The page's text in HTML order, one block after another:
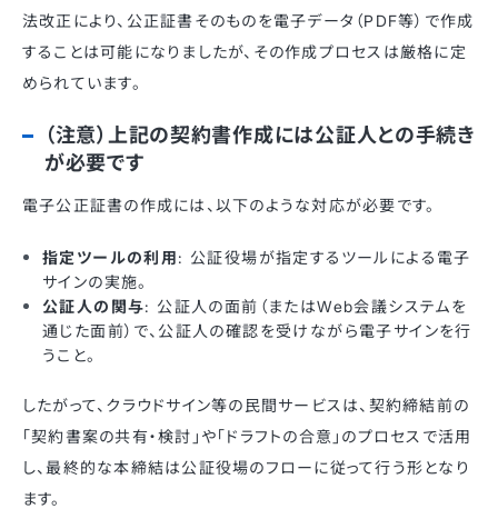
法改正により、公正証書そのものを電子データ（PDF等）で作成
することは可能になりましたが、その作成プロセスは厳格に定
められています。
（注意）上記の契約書作成には公証人との手続き
が必要です
電子公正証書の作成には、以下のような対応が必要です。
指定ツールの利用: 公証役場が指定するツールによる電子
サインの実施。
公証人の関与: 公証人の面前（またはWeb会議システムを
通じた面前）で、公証人の確認を受けながら電子サインを行
うこと。
したがって、クラウドサイン等の民間サービスは、契約締結前の
「契約書案の共有・検討」や「ドラフトの合意」のプロセスで活用
し、最終的な本締結は公証役場のフローに従って行う形となり
ます。